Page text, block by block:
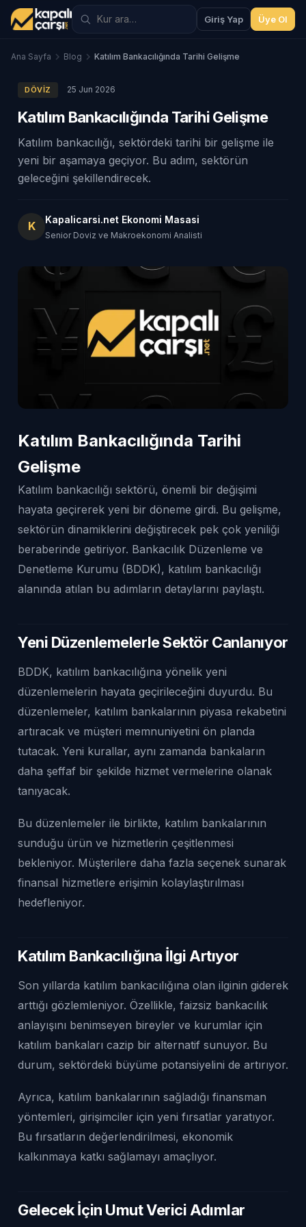
Giriş Yap Üye Ol
Ana Sayfa Blog Katılım Bankacılığında Tarihi Gelişme
DÖVIZ 25 Jun 2026
Katılım Bankacılığında Tarihi Gelişme
Katılım bankacılığı, sektördeki tarihi bir gelişme ile
yeni bir aşamaya geçiyor. Bu adım, sektörün
geleceğini şekillendirecek.
K Kapalicarsi.net Ekonomi Masasi
Senior Doviz ve Makroekonomi Analisti
Katılım Bankacılığında Tarihi
Gelişme
Katılım bankacılığı sektörü, önemli bir değişimi
hayata geçirerek yeni bir döneme girdi. Bu gelişme,
sektörün dinamiklerini değiştirecek pek çok yeniliği
beraberinde getiriyor. Bankacılık Düzenleme ve
Denetleme Kurumu (BDDK), katılım bankacılığı
alanında atılan bu adımların detaylarını paylaştı.
Yeni Düzenlemelerle Sektör Canlanıyor
BDDK, katılım bankacılığına yönelik yeni
düzenlemelerin hayata geçirileceğini duyurdu. Bu
düzenlemeler, katılım bankalarının piyasa rekabetini
artıracak ve müşteri memnuniyetini ön planda
tutacak. Yeni kurallar, aynı zamanda bankaların
daha şeffaf bir şekilde hizmet vermelerine olanak
tanıyacak.
Bu düzenlemeler ile birlikte, katılım bankalarının
sunduğu ürün ve hizmetlerin çeşitlenmesi
bekleniyor. Müşterilere daha fazla seçenek sunarak
finansal hizmetlere erişimin kolaylaştırılması
hedefleniyor.
Katılım Bankacılığına İlgi Artıyor
Son yıllarda katılım bankacılığına olan ilginin giderek
arttığı gözlemleniyor. Özellikle, faizsiz bankacılık
anlayışını benimseyen bireyler ve kurumlar için
katılım bankaları cazip bir alternatif sunuyor. Bu
durum, sektördeki büyüme potansiyelini de artırıyor.
Ayrıca, katılım bankalarının sağladığı finansman
yöntemleri, girişimciler için yeni fırsatlar yaratıyor.
Bu fırsatların değerlendirilmesi, ekonomik
kalkınmaya katkı sağlamayı amaçlıyor.
Gelecek İçin Umut Verici Adımlar